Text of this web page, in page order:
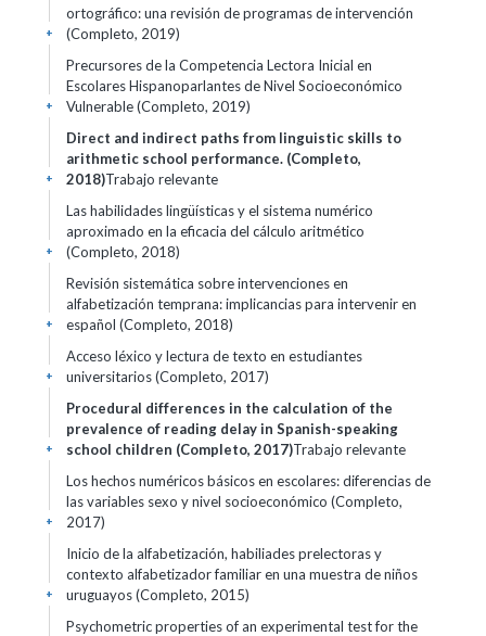
ortográfico: una revisión de programas de intervención
(Completo, 2019)
+
Precursores de la Competencia Lectora Inicial en
Escolares Hispanoparlantes de Nivel Socioeconómico
Vulnerable (Completo, 2019)
+
Direct and indirect paths from linguistic skills to
arithmetic school performance. (Completo,
2018)Trabajo relevante
+
Las habilidades lingüísticas y el sistema numérico
aproximado en la eficacia del cálculo aritmético
(Completo, 2018)
+
Revisión sistemática sobre intervenciones en
alfabetización temprana: implicancias para intervenir en
español (Completo, 2018)
+
Acceso léxico y lectura de texto en estudiantes
universitarios (Completo, 2017)
+
Procedural differences in the calculation of the
prevalence of reading delay in Spanish-speaking
school children (Completo, 2017)Trabajo relevante
+
Los hechos numéricos básicos en escolares: diferencias de
las variables sexo y nivel socioeconómico (Completo,
2017)
+
Inicio de la alfabetización, habiliades prelectoras y
contexto alfabetizador familiar en una muestra de niños
uruguayos (Completo, 2015)
+
Psychometric properties of an experimental test for the